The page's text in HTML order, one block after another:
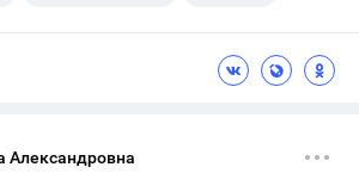
Александровна